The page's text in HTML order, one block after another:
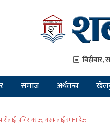
समाज अर्थतन्त्र
हाजिर गराऊ, गएकालाई रमाना देऊ